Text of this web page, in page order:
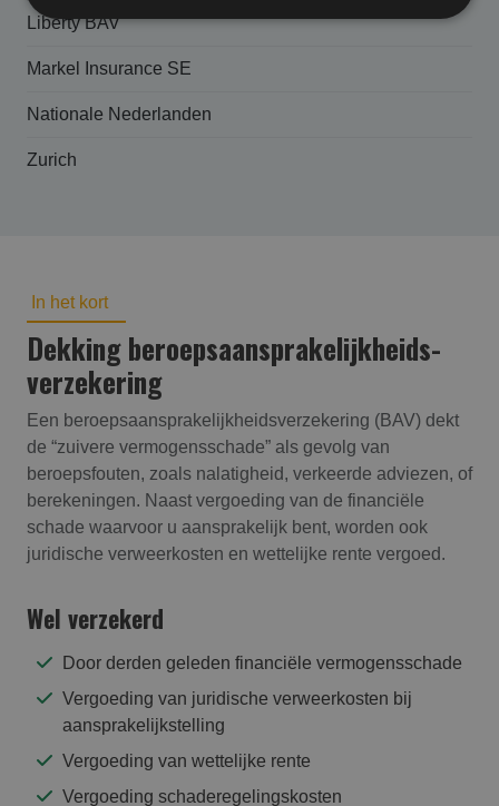
Liberty BAV
Markel Insurance SE
Nationale Nederlanden
Zurich
In het kort
Dekking beroepsaansprakelijk­heids­
verzekering
Een beroepsaansprakelijkheidsverzekering (BAV) dekt
de “zuivere vermogensschade” als gevolg van
beroepsfouten, zoals nalatigheid, verkeerde adviezen, of
berekeningen. Naast vergoeding van de financiële
schade waarvoor u aansprakelijk bent, worden ook
juridische verweerkosten en wettelijke rente vergoed.
Wel verzekerd
Door derden geleden financiële vermogensschade
Vergoeding van juridische verweerkosten bij
aansprakelijkstelling
Vergoeding van wettelijke rente
Vergoeding schaderegelingskosten